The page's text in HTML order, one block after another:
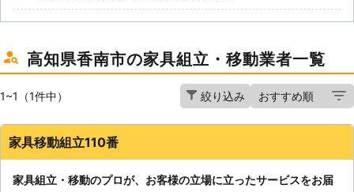
高知県香南市の家具組立・移動業者一覧
1~1（1件中） 絞り込み
家具移動組立110番
家具組立・移動のプロが、お客様の立場に立ったサービスをお届